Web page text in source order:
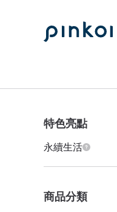
特色亮點
永續生活
商品分類